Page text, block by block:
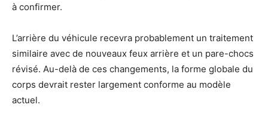
à confirmer.
L’arrière du véhicule recevra probablement un traitement
similaire avec de nouveaux feux arrière et un pare-chocs
révisé. Au-delà de ces changements, la forme globale du
corps devrait rester largement conforme au modèle
actuel.